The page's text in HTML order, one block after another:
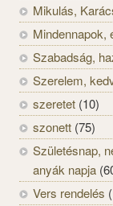
Mikulás,
Mindennapok,
Szabadság,
Szerelem,
szeretet (10)
szonett (75)
Születésnap,
anyák napja
Vers rendelés